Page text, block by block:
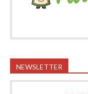
NEWSLETTER